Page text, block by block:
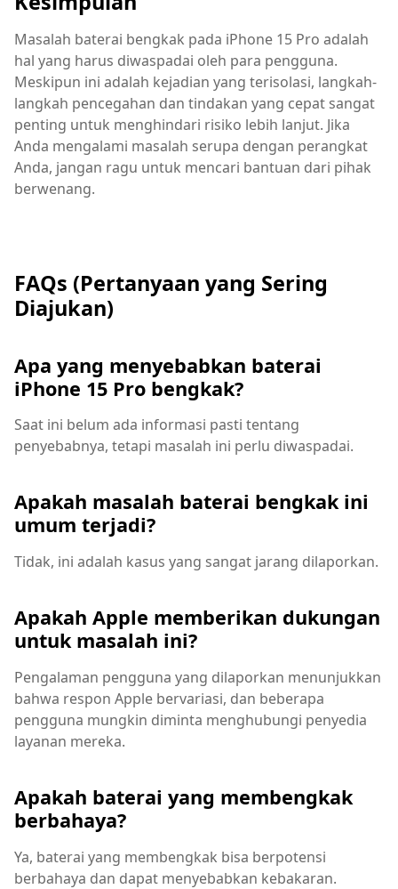
Masalah baterai bengkak pada iPhone 15 Pro adalah
hal yang harus diwaspadai oleh para pengguna.
Meskipun ini adalah kejadian yang terisolasi, langkah-
langkah pencegahan dan tindakan yang cepat sangat
penting untuk menghindari risiko lebih lanjut. Jika
Anda mengalami masalah serupa dengan perangkat
Anda, jangan ragu untuk mencari bantuan dari pihak
berwenang.
FAQs (Pertanyaan yang Sering
Diajukan)
Apa yang menyebabkan baterai
iPhone 15 Pro bengkak?
Saat ini belum ada informasi pasti tentang
penyebabnya, tetapi masalah ini perlu diwaspadai.
Apakah masalah baterai bengkak ini
umum terjadi?
Tidak, ini adalah kasus yang sangat jarang dilaporkan.
Apakah Apple memberikan dukungan
untuk masalah ini?
Pengalaman pengguna yang dilaporkan menunjukkan
bahwa respon Apple bervariasi, dan beberapa
pengguna mungkin diminta menghubungi penyedia
layanan mereka.
Apakah baterai yang membengkak
berbahaya?
Ya, baterai yang membengkak bisa berpotensi
berbahaya dan dapat menyebabkan kebakaran.